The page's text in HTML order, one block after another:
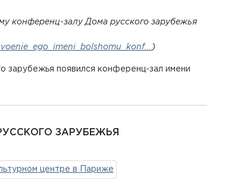
конференц-залу Дома русского зарубежья
)
зарубежья появился конференц-зал имени
ЗАРУБЕЖЬЯ